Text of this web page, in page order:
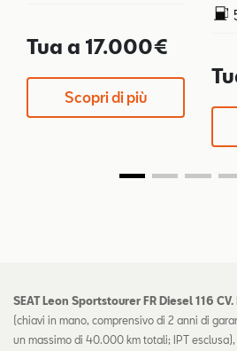
Tua a 17.000€
Scopri di più
SEAT Leon Sportstourer FR Diesel 116 CV.
(chiavi in mano, comprensivo di 2 anni di
un massimo di 40.000 km totali; IPT